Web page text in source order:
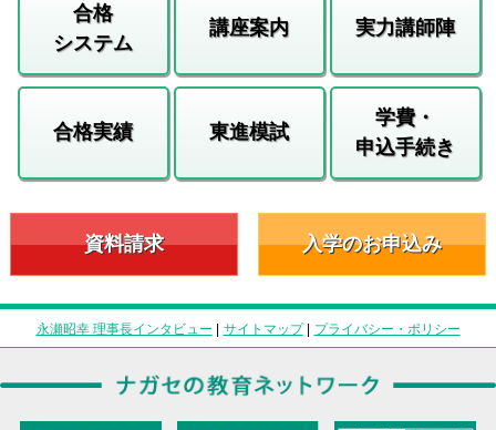
合格
システム
講座案内 実力講師陣
合格実績 東進模試
学費・
申込手続き
資料請求 入学のお申込み
永瀬昭幸 理事長インタビュー | サイトマップ| プライバシー・ポリシー